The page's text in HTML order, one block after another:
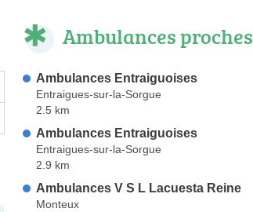
Ambulances proches
Ambulances Entraiguoises
Entraigues-sur-la-Sorgue
2.5 km
Ambulances Entraiguoises
Entraigues-sur-la-Sorgue
2.9 km
Ambulances V S L Lacuesta Reine
Monteux